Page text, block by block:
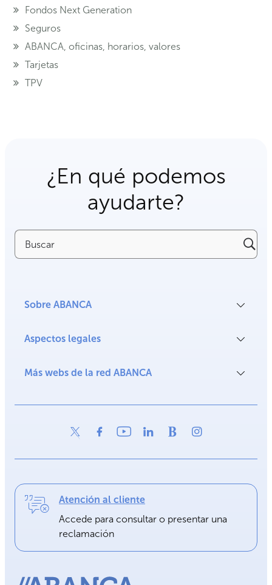
Fondos Next Generation
Seguros
ABANCA, oficinas, horarios, valores
Tarjetas
TPV
¿En qué podemos
ayudarte?
Buscar
Sobre ABANCA
Aspectos legales
Más webs de la red ABANCA
Atención al cliente
Accede para consultar o presentar una
reclamación